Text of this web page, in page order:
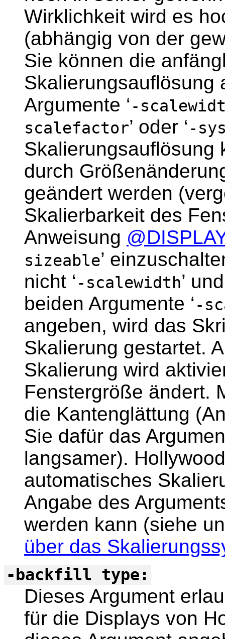
Wirklichkeit wird es
(abhängig von der
Sie können die
Skalierungsauflösung
Argumente ‘-
scalefactor’ oder ‘-
Skalierungsauflösung
durch
geändert werden
Skalierbarkeit des
Anweisung
sizeable’
nicht ‘-scalewidth’
beiden Argumente ‘-
angeben, wird das
Skalierung gestartet.
Skalierung wird
Fenstergröße ändert.
die Kantenglättung
Sie dafür das
langsamer).
automatisches
Angabe des
werden kann (siehe
über das
-backfill type:
Dieses Argument
für die Displays von